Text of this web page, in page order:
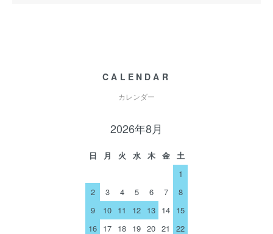
CALENDAR
カレンダー
2026年8月
日 月 火 水 木 金
土
1
2
3 4 5 6 7
8
9
10 11 12 13 14 15
16 17 18 19 20 21
22